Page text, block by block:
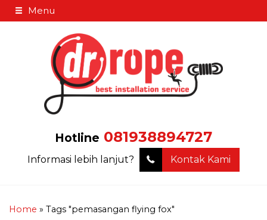
Menu
Hotline 081938894727
Informasi lebih lanjut? Kontak Kami
Home » Tags "pemasangan flying fox"